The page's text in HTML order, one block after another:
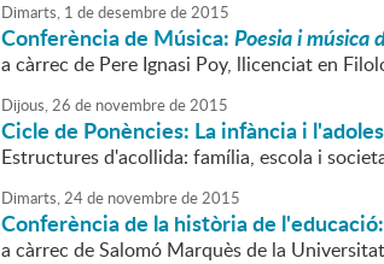
Dimarts, 1 dedesembrede2015
Conferència de Música:Poesia i música
a càrrec de Pere Ignasi Poy, llicenciat en
Dijous,26 de novembrede2015
Cicle de Ponències: La infància i
Estructures d'acollida: família, escola i
Dimarts,24de novembrede2015
Conferència de la història de l'educació:
a càrrec de Salomó Marquès de la